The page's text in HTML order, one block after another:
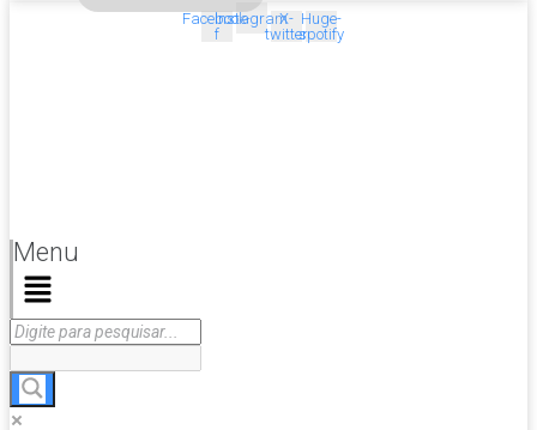
Facebook-
f
InstagramX-
twitter
Huge-
spotify
Menu